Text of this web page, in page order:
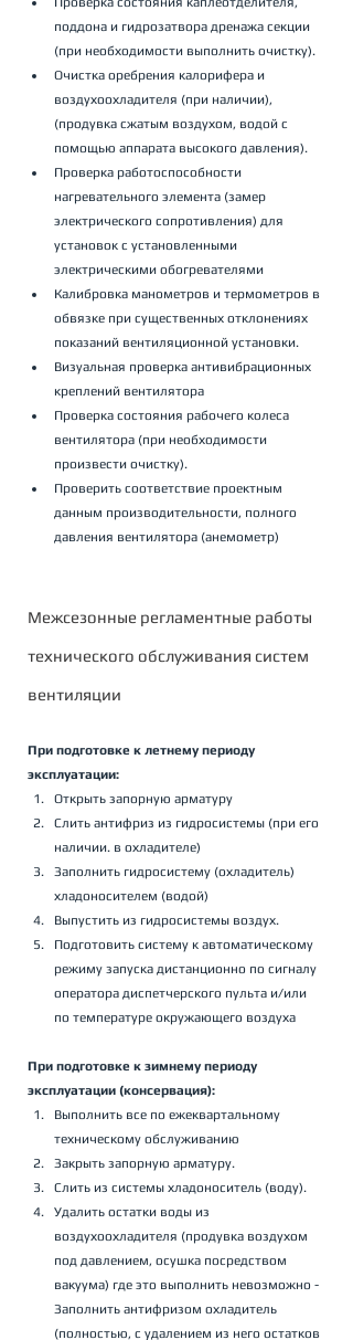
поддона и гидрозатвора дренажа секции
(при необходимости выполнить очистку).
Очистка оребрения калорифера и
воздухоохладителя (при наличии),
(продувка сжатым воздухом, водой с
помощью аппарата высокого давления).
Проверка работоспособности
нагревательного элемента (замер
электрического сопротивления) для
установок с установленными
электрическими обогревателями
Калибровка манометров и термометров в
обвязке при существенных отклонениях
показаний вентиляционной установки.
Визуальная проверка антивибрационных
креплений вентилятора
Проверка состояния рабочего колеса
вентилятора (при необходимости
произвести очистку).
Проверить соответствие проектным
данным производительности, полного
давления вентилятора (анемометр)
Межсезонные регламентные работы
технического обслуживания систем
вентиляции
При подготовке к летнему периоду
эксплуатации:
Открыть запорную арматуру
Слить антифриз из гидросистемы (при его
наличии. в охладителе)
Заполнить гидросистему (охладитель)
хладоносителем (водой)
Выпустить из гидросистемы воздух.
Подготовить систему к автоматическому
режиму запуска дистанционно по сигналу
оператора диспетчерского пульта и/или
по температуре окружающего воздуха
При подготовке к зимнему периоду
эксплуатации (консервация):
Выполнить все по ежеквартальному
техническому обслуживанию
Закрыть запорную арматуру.
Слить из системы хладоноситель (воду).
Удалить остатки воды из
воздухоохладителя (продувка воздухом
под давлением, осушка посредством
вакуума) где это выполнить невозможно -
Заполнить антифризом охладитель
(полностью, с удалением из него остатков